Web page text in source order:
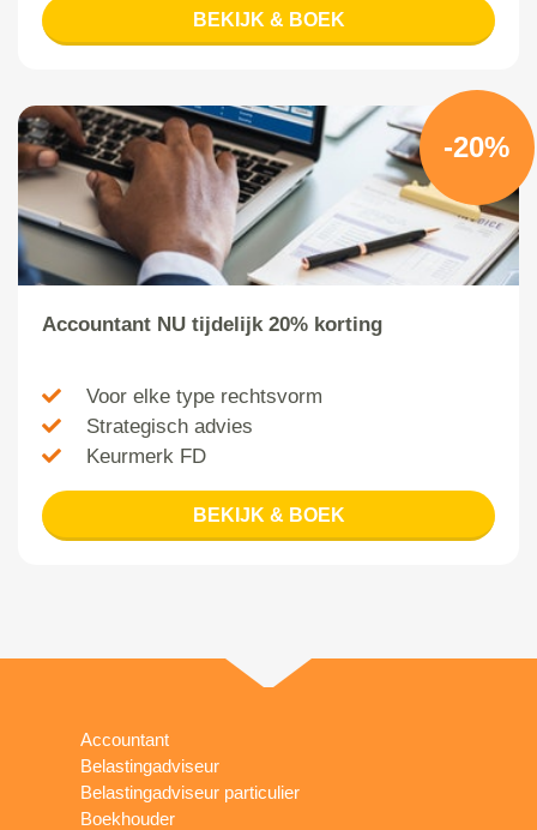
BEKIJK & BOEK
-20%
Accountant NU tijdelijk 20% korting
Voor elke type rechtsvorm
Strategisch advies
Keurmerk FD
BEKIJK & BOEK
Accountant
Belastingadviseur
Belastingadviseur particulier
Boekhouder